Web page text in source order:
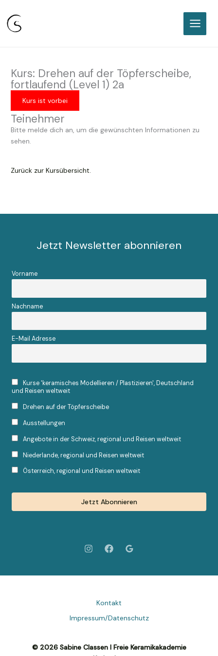
Zum
Kurs: Drehen auf der Töpferscheibe,
fortlaufend (Level 1) 2a
Kurs ist vorbei
Teinehmer
Bitte melde dich an, um die gewünschten Informationen zu
sehen.
Zurück zur Kursübersicht.
Jetzt Newsletter abonnieren
Vorname
Nachname
E-Mail Adresse
Kurse 'keramisches Modellieren / Plastizieren', Deutschland
und Reisen weltweit
Drehen auf der Töpferscheibe
Ausstellungen
Angebote in der Schweiz, regional und Reisen weltweit
Niederlande, regional und Reisen weltweit
Österreich, regional und Reisen weltweit
Kontakt
Impressum/Datenschutz
© 2026 Sabine Classen I Freie Keramikakademie